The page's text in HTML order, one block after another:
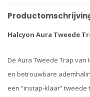
Halcyon Aura Tweede
De Aura Tweede Trap
en betrouwbare
een “instap‑klaar”